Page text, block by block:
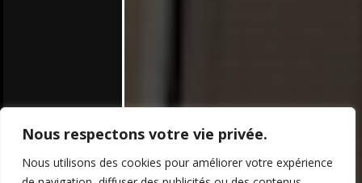
Nous respectons votre vie privée.
Nous utilisons des cookies pour améliorer votre expérience